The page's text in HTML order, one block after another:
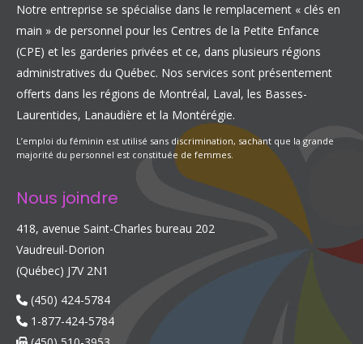
Notre entreprise se spécialise dans le remplacement « clés en
main » de personnel pour les Centres de la Petite Enfance
(CPE) et les garderies privées et ce, dans plusieurs régions
administratives du Québec. Nos services sont présentement
offerts dans les régions de Montréal, Laval, les Basses-
Laurentides, Lanaudière et la Montérégie.
L’emploi du féminin est utilisé sans discrimination, sachant que la grande
majorité du personnel est constituée de femmes.
Nous joindre
418, avenue Saint-Charles bureau 202
Vaudreuil-Dorion
(Québec) J7V 2N1
(450) 424-5784
1-877-424-5784